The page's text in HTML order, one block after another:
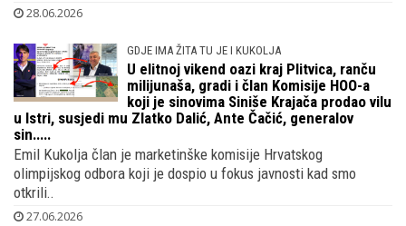
28.06.2026
GDJE IMA ŽITA TU JE I KUKOLJA
U elitnoj vikend oazi kraj Plitvica, ranču
milijunaša, gradi i član Komisije HOO-a
koji je sinovima Siniše Krajača prodao vilu
u Istri, susjedi mu Zlatko Dalić, Ante Čačić, generalov
sin.....
Emil Kukolja član je marketinške komisije Hrvatskog
olimpijskog odbora koji je dospio u fokus javnosti kad smo
otkrili..
27.06.2026